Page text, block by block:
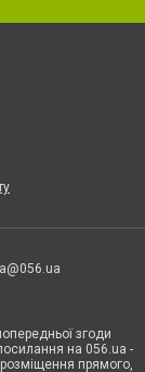
згоди
на 056.ua -
прямого,